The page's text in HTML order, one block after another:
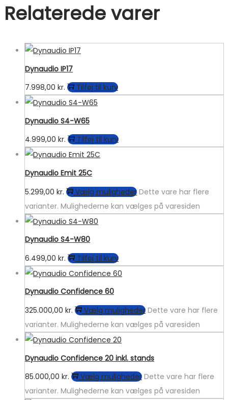
Relaterede varer
Dynaudio IP17
7.998,00 kr. Tilføj til kurv
Dynaudio S4-W65
4.999,00 kr. Tilføj til kurv
Dynaudio Emit 25C
5.299,00 kr. Vælg muligheder Dette vare har flere
varianter. Mulighederne kan vælges på varesiden
Dynaudio S4-W80
6.499,00 kr. Tilføj til kurv
Dynaudio Confidence 60
325.000,00 kr. Vælg muligheder Dette vare har flere
varianter. Mulighederne kan vælges på varesiden
Dynaudio Confidence 20 inkl. stands
85.000,00 kr. Vælg muligheder Dette vare har flere
varianter. Mulighederne kan vælges på varesiden